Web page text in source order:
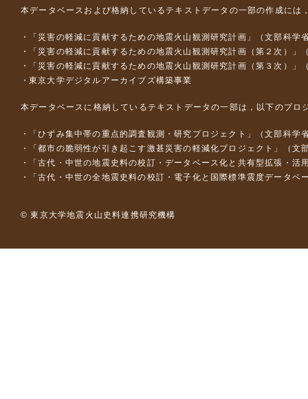
本データベースおよび格納しているテキストデータの一部の作成には
「災害の軽減に貢献するための地震火山観測研究計画」（文部科学
「災害の軽減に貢献するための地震火山観測研究計画（第２次）」
「災害の軽減に貢献するための地震火山観測研究計画（第３次）」
東京大学デジタルアーカイブズ構築事業
本データベースに格納しているテキストデータの一部は，以下のプロ
「ひずみ集中帯の重点的調査観測・研究プロジェクト」（文部科
「都市の脆弱性が引き起こす激甚災害の軽減化プロジェクト」（
「古代・中世の地震史料の校訂・データベース化と共有型拡張・
「古代・中世の全地震史料の校訂・電子化と国際標準震度データ
© 東京大学地震火山史料連携研究機構